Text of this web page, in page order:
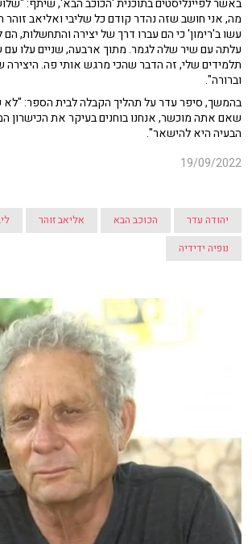
באשר לפיינליסטים בתוכנית 'הכוכב הבא', שיתף:
מה, אני חושב שזה נהדר קודם כל שליבי ואליאב
עשו ב'רימון' כי הם עברו דרך של יצירה והתחשלות,
עלתה עם שיר שלה לגמר. מתוך ארבעה, שניים עלו עם
תלמידים שלי, זה הדבר שהכי מרגש אותי פה. היצירה
וברורה".
בהמשך, סיפר עדר על תהליך הקבלה לבית הספר:
שאם אתה מוכשר, אנחנו בוחנים בעיקר את הכישרון
הבעיה היא להישאר".
19/09/2022
יהודה עדר הכוכב הבא אליאב זוהר
נופיה ידידיה